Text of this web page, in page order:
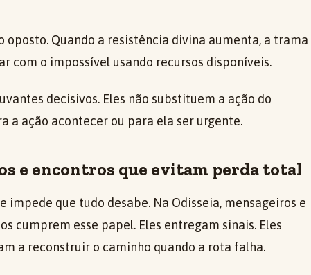
Quando a resistência divina aumenta, a trama
com o impossível usando recursos disponíveis.
decisivos. Eles não substituem a ação do
a ação acontecer ou para ela ser urgente.
e encontros que evitam perda total
impede que tudo desabe. Na Odisseia, mensageiros e
cumprem esse papel. Eles entregam sinais. Eles
a reconstruir o caminho quando a rota falha.